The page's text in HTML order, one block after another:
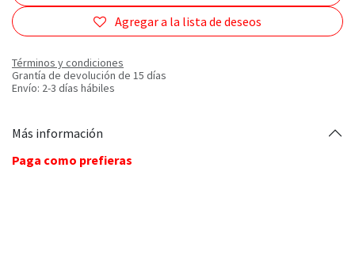
Agregar a la lista de deseos
Términos y condiciones
Grantía de devolución de 15 días
Envío: 2-3 días hábiles
Más información
Paga como prefieras